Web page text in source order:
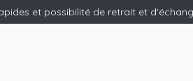
et possibilité de retrait et